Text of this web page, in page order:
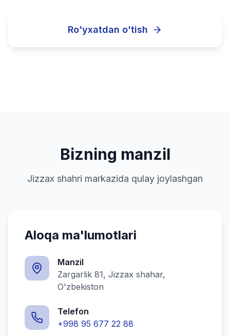
Ro'yxatdan o'tish
Bizning manzil
Jizzax shahri markazida qulay joylashgan
Aloqa ma'lumotlari
Manzil
Zargarlik 81, Jizzax shahar,
O'zbekiston
Telefon
+998 95 677 22 88